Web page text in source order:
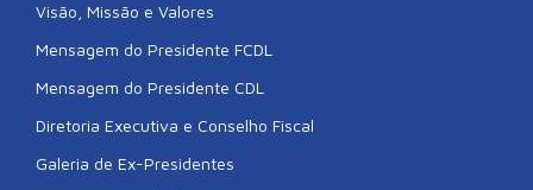
Visão, Missão e Valores
Mensagem do Presidente FCDL
Mensagem do Presidente CDL
Diretoria Executiva e Conselho Fiscal
Galeria de Ex-Presidentes